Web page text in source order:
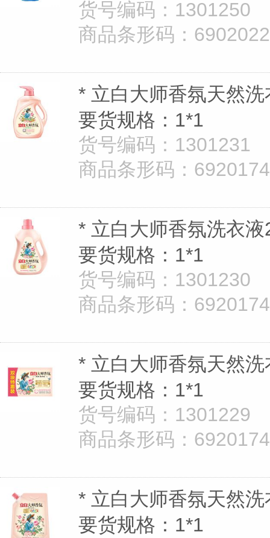
货号编码：1301250
商品条形码：
* 立白大师香氛天然
要货规格：1*1
货号编码：1301231
商品条形码：
* 立白大师香氛洗衣液
要货规格：1*1
货号编码：1301230
商品条形码：
* 立白大师香氛天然
要货规格：1*1
货号编码：1301229
商品条形码：
* 立白大师香氛天然
要货规格：1*1